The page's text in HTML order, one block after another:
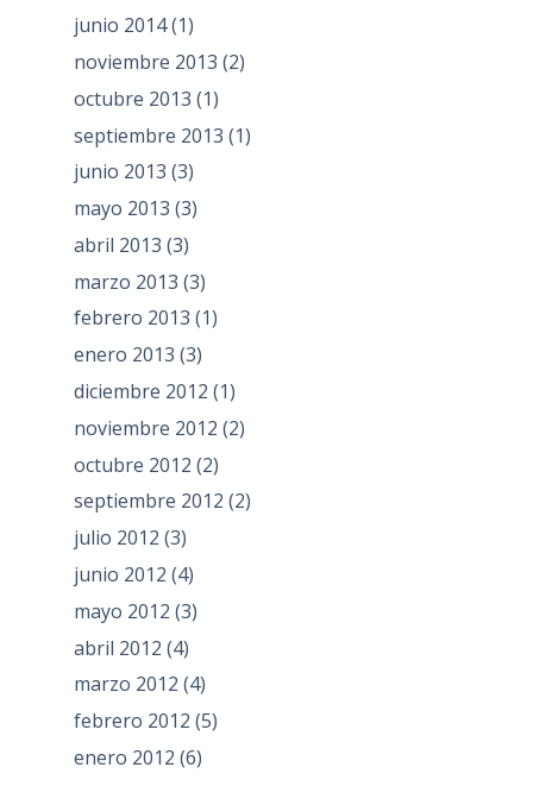
junio 2014(1)
noviembre 2013 (2)
octubre 2013 (1)
septiembre 2013 (1)
junio 2013 (3)
mayo 2013 (3)
abril 2013 (3)
marzo 2013 (3)
febrero 2013 (1)
enero 2013 (3)
diciembre 2012 (1)
noviembre 2012 (2)
octubre 2012 (2)
septiembre 2012 (2)
julio 2012 (3)
junio 2012 (4)
mayo 2012 (3)
abril 2012 (4)
marzo 2012 (4)
febrero 2012 (5)
enero 2012 (6)